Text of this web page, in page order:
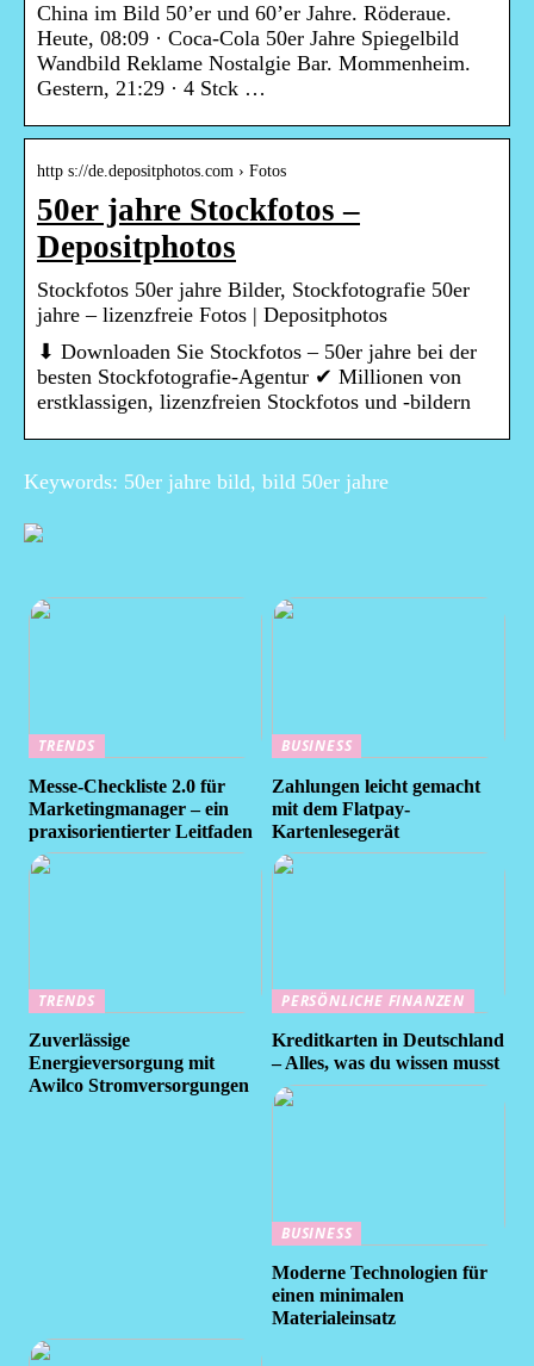
China im Bild 50’er und 60’er Jahre. Röderaue.
Heute, 08:09 · Coca-Cola 50er Jahre Spiegelbild
Wandbild Reklame Nostalgie Bar. Mommenheim.
Gestern, 21:29 · 4 Stck …
http s://de.depositphotos.com › Fotos
50er jahre Stockfotos –
Depositphotos
Stockfotos 50er jahre Bilder, Stockfotografie 50er
jahre – lizenzfreie Fotos | Depositphotos
⬇ Downloaden Sie Stockfotos – 50er jahre bei der
besten Stockfotografie-Agentur ✔ Millionen von
erstklassigen, lizenzfreien Stockfotos und -bildern
Keywords: 50er jahre bild, bild 50er jahre
TRENDS
Messe-Checkliste 2.0 für
Marketingmanager – ein
praxisorientierter Leitfaden
BUSINESS
Zahlungen leicht gemacht
mit dem Flatpay-
Kartenlesegerät
TRENDS
Zuverlässige
Energieversorgung mit
Awilco Stromversorgungen
PERSÖNLICHE FINANZEN
Kreditkarten in Deutschland
– Alles, was du wissen musst
BUSINESS
Moderne Technologien für
einen minimalen
Materialeinsatz